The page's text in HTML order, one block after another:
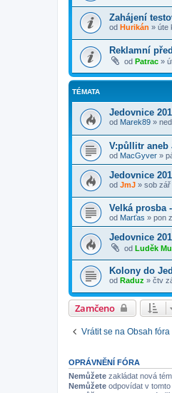
Zahájení
od Hurikán » úte
Reklamní
od Patrac »
TÉMATA
Jedovnice
od Marek89 »
V:půllitr aneb
od MacGyver »
Jedovnice
od JmJ » sob zář
Velká prosba
od Marťas » pon
Jedovnice
od Luděk
Kolony do
od Raduz » čtv
Zamčeno
Vrátit se na Obsah fóra
OPRÁVNĚNÍ FÓRA
Nemůžete zakládat nová
Nemůžete odpovídat v tomto